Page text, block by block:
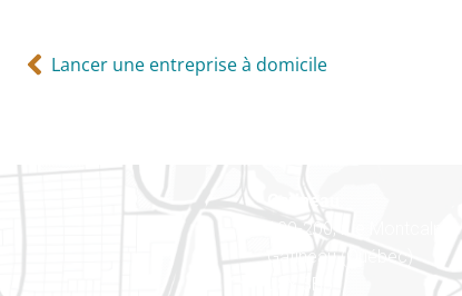
Lancer une entreprise à domicile
Gatineau
100-200, rue Montcalm
Gatineau (Québec)
J8Y 3B5